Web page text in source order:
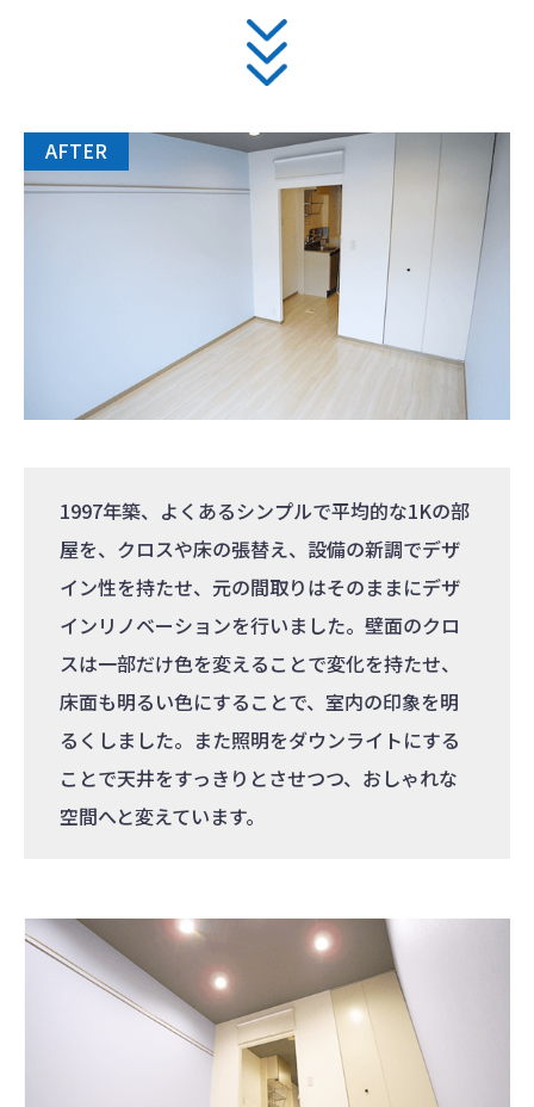
AFTER
1997年築、よくあるシンプルで平均的な1Kの部
屋を、クロスや床の張替え、設備の新調でデザ
イン性を持たせ、元の間取りはそのままにデザ
インリノベーションを行いました。壁面のクロ
スは一部だけ色を変えることで変化を持たせ、
床面も明るい色にすることで、室内の印象を明
るくしました。また照明をダウンライトにする
ことで天井をすっきりとさせつつ、おしゃれな
空間へと変えています。